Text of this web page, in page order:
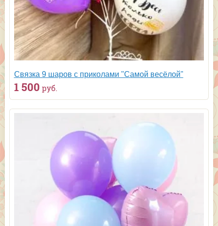
Связка 9 шаров с приколами "Самой весёлой"
1 500 руб.